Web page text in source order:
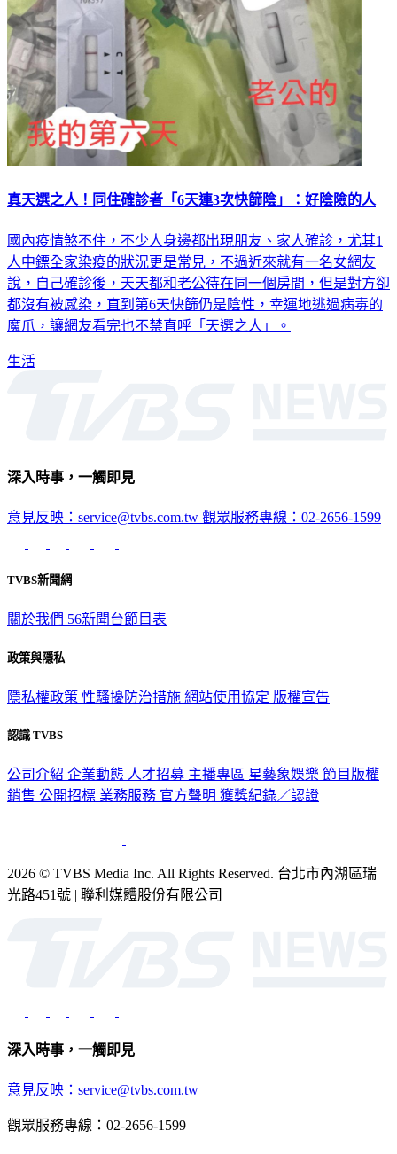
真天選之人！同住確診者「6天連3次快篩陰」：好陰險的人
國內疫情煞不住，不少人身邊都出現朋友、家人確診，尤其1
人中鏢全家染疫的狀況更是常見，不過近來就有一名女網友
說，自己確診後，天天都和老公待在同一個房間，但是對方卻
都沒有被感染，直到第6天快篩仍是陰性，幸運地逃過病毒的
魔爪，讓網友看完也不禁直呼「天選之人」。
生活
深入時事，一觸即見
意見反映：service@tvbs.com.tw 觀眾服務專線：02-2656-1599
TVBS新聞網
關於我們 56新聞台節目表
政策與隱私
隱私權政策 性騷擾防治措施 網站使用協定 版權宣告
認識 TVBS
公司介紹 企業動態 人才招募 主播專區 星藝象娛樂 節目版權
銷售 公開招標 業務服務 官方聲明 獲獎紀錄／認證
2026 © TVBS Media Inc. All Rights Reserved. 台北市內湖區瑞
光路451號 | 聯利媒體股份有限公司
深入時事，一觸即見
意見反映：service@tvbs.com.tw
觀眾服務專線：02-2656-1599